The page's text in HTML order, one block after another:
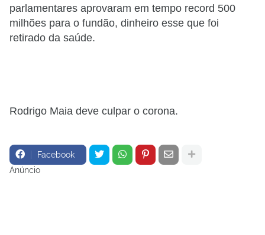
parlamentares aprovaram em tempo record 500
milhões para o fundão, dinheiro esse que foi
retirado da saúde.
Rodrigo Maia deve culpar o corona.
Facebook
Anúncio